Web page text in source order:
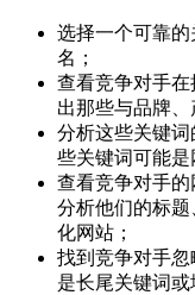
选择一个可靠
名；
查看竞争对手
出那些与品牌、
分析这些关键
些关键词可能是
查看竞争对手的
分析他们的标
化网站；
找到竞争对手
是长尾关键词